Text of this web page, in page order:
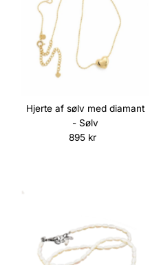
Hjerte af sølv med diamant
- Sølv
Normalpris
895 kr